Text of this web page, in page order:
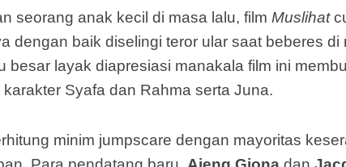
seorang anak kecil di masa lalu, film Muslihat
dengan baik diselingi teror ular saat beberes di
besar layak diapresiasi manakala film ini
Syafa dan Rahma serta Juna.
minim jumpscare dengan mayoritas